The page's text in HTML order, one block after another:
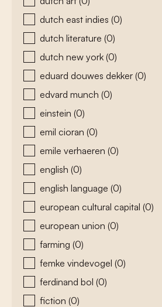
dutch east indies (0)
dutch literature (0)
dutch new york (0)
eduard douwes dekker (0)
edvard munch (0)
einstein (0)
emil cioran (0)
emile verhaeren (0)
english (0)
english language (0)
european cultural capital (0)
european union (0)
farming (0)
femke vindevogel (0)
ferdinand bol (0)
fiction (0)